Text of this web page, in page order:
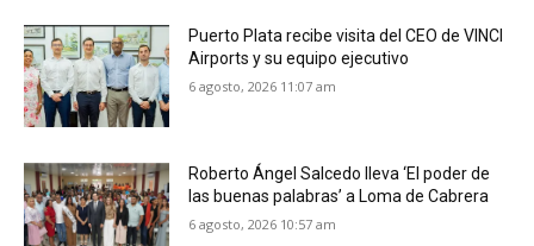
Puerto Plata recibe visita del CEO de VINCI
Airports y su equipo ejecutivo
6 agosto, 2026 11:07 am
Roberto Ángel Salcedo lleva ‘El poder de
las buenas palabras’ a Loma de Cabrera
6 agosto, 2026 10:57 am